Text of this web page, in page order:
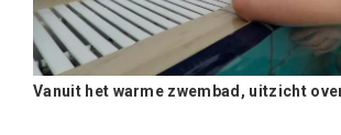
Vanuit het warme zwembad, uitzicht